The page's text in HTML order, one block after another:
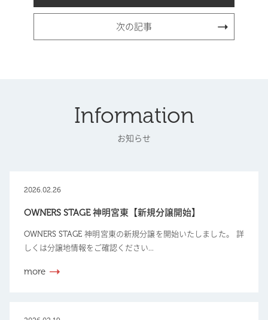
次の記事
Information
お知らせ
2026.02.26
OWNERS STAGE 神明宮東【新規分譲開始】
OWNERS STAGE 神明宮東の新規分譲を開始いたしました。 詳
しくは分譲地情報をご確認ください...
more